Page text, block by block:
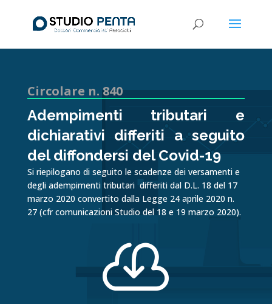
Circolare n. 840
Adempimenti tributari e
dichiarativi differiti a seguito
del diffondersi del Covid-19
Si riepilogano di seguito le scadenze dei versamenti e
degli adempimenti tributari differiti dal D.L. 18 del 17
marzo 2020 convertito dalla Legge 24 aprile 2020 n.
27 (cfr comunicazioni Studio del 18 e 19 marzo 2020).
